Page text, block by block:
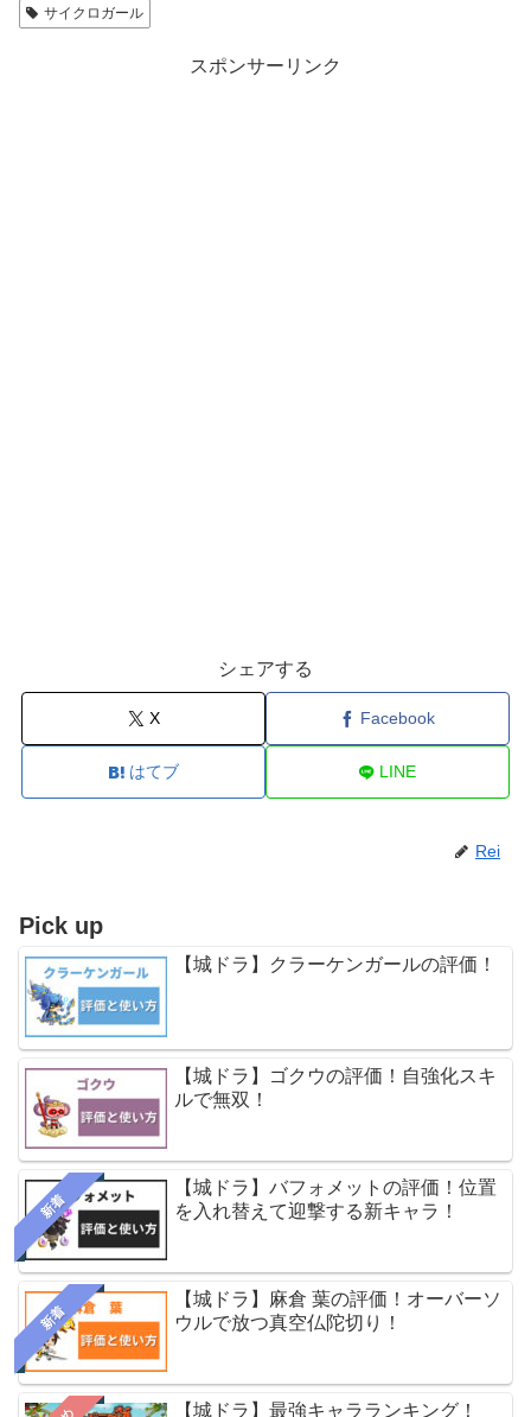
サイクロガール
スポンサーリンク
シェアする
X Facebook
はてブ LINE
Rei
Pick up
【城ドラ】クラーケンガールの評価！
【城ドラ】ゴクウの評価！自強化スキ
ルで無双！
新着
【城ドラ】バフォメットの評価！位置
を入れ替えて迎撃する新キャラ！
新着
【城ドラ】麻倉 葉の評価！オーバーソ
ウルで放つ真空仏陀切り！
【城ドラ】最強キャラランキング！